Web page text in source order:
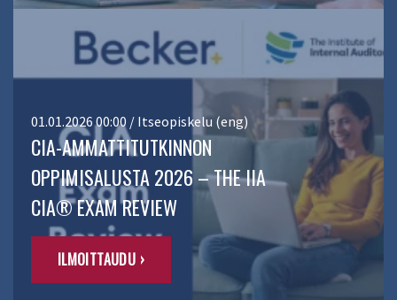
01.01.2026 00:00 / Itseopiskelu (eng)
CIA-AMMATTITUTKINNON
OPPIMISALUSTA 2026 – THE IIA
CIA® EXAM REVIEW
ILMOITTAUDU ›